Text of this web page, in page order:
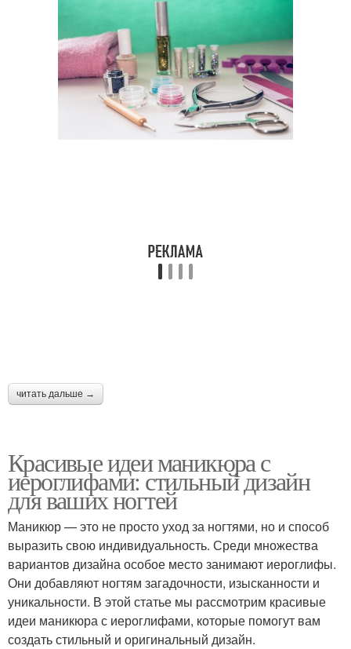
Маникюр с китайскими
иероглифами
Маникюр по сравнению
Иероглифы к общему
Иероглифы в дизайне
Стиль с иероглифами
Удивительный маникюр Маникюр по фен
читать дальше →
Красивые идеи маникюра с
иероглифами: стильный дизайн
для ваших ногтей
Маникюр — это не просто уход за ногтями, но и способ
выразить свою индивидуальность. Среди множества
вариантов дизайна особое место занимают иероглифы.
Они добавляют ногтям загадочности, изысканности и
уникальности. В этой статье мы рассмотрим красивые
идеи маникюра с иероглифами, которые помогут вам
создать стильный и оригинальный дизайн.